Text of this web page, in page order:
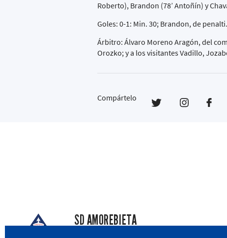
Roberto), Brandon (78’ Antoñín) y
Goles: 0-1: Min. 30; Brandon, de
Árbitro: Álvaro Moreno Aragón, del
Orozko; y a los visitantes Vadillo,
Compártelo
SD AMOREBIETA